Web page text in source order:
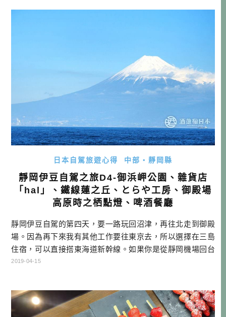
日本自駕旅遊心得 中部・靜岡縣
靜岡伊豆自駕之旅D4-御浜岬公園、雜貨店
「hal」、鐵線蓮之丘、とらや工房、御殿場
高原時之栖點燈、啤酒餐廳
靜岡伊豆自駕的第四天，要一路玩回沼津，再往北走到御殿
場。因為再下來我有其他工作要往東京去，所以選擇在三島
住宿，可以直接搭東海道新幹線。如果你是從靜岡機場回台
灣，建議可以直接住在御殿場，或者回沼津住宿，會離機場
づ→住宿 DAY2 →NISSAN租車→ひもの和助→びゅうお→
魚河 […]…
2019-04-15